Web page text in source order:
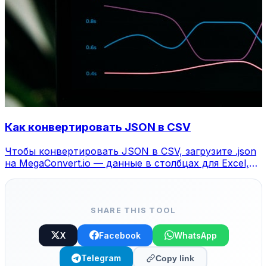
Как конвертировать JSON в CSV
Чтобы конвертировать JSON в CSV, загрузите .json
на MegaConvert.io — данные в столбцах для Excel,
SHARE THIS TOOL
X Facebook WhatsApp
Telegram Copy link